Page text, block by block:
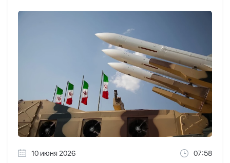
10 июня 2026 07:58